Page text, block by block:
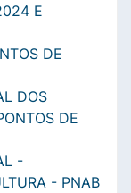
E
DE
DOS
DE
-
- PNAB